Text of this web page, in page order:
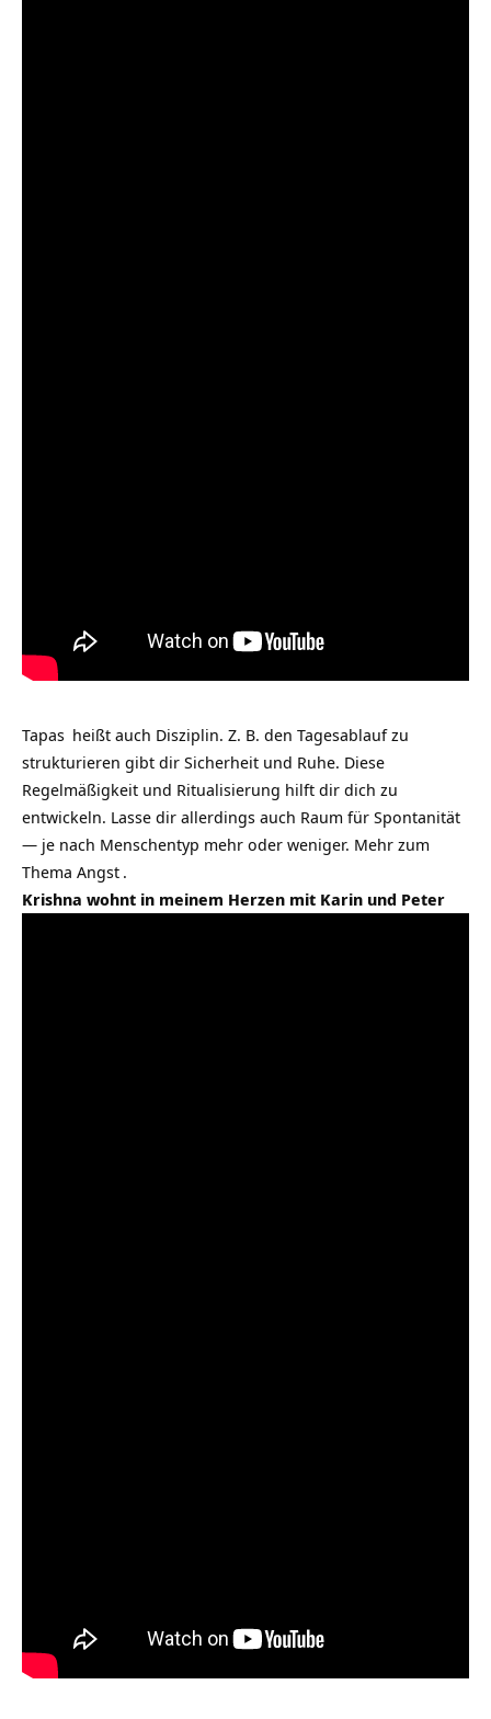
Tapas heißt auch Disziplin. Z. B. den Tagesablauf zu
strukturieren gibt dir Sicherheit und Ruhe. Diese
Regelmäßigkeit und Ritualisierung hilft dir dich zu
entwickeln. Lasse dir allerdings auch Raum für Spontanität
— je nach Menschentyp mehr oder weniger. Mehr zum
Thema Angst .
Krishna wohnt in meinem Herzen mit Karin und Peter